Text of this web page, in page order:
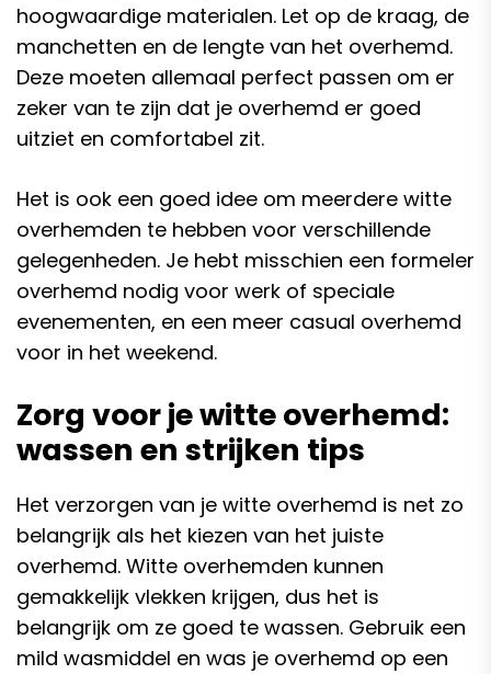
hoogwaardige materialen. Let op de kraag, de
manchetten en de lengte van het overhemd.
Deze moeten allemaal perfect passen om er
zeker van te zijn dat je overhemd er goed
uitziet en comfortabel zit.
Het is ook een goed idee om meerdere witte
overhemden te hebben voor verschillende
gelegenheden. Je hebt misschien een formeler
overhemd nodig voor werk of speciale
evenementen, en een meer casual overhemd
voor in het weekend.
Zorg voor je witte overhemd:
wassen en strijken tips
Het verzorgen van je witte overhemd is net zo
belangrijk als het kiezen van het juiste
overhemd. Witte overhemden kunnen
gemakkelijk vlekken krijgen, dus het is
belangrijk om ze goed te wassen. Gebruik een
mild wasmiddel en was je overhemd op een